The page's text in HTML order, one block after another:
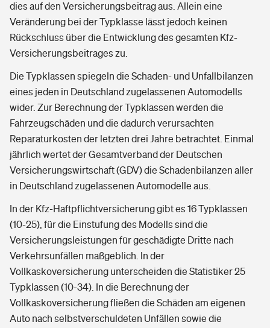
dies auf den Versicherungsbeitrag aus. Allein eine
Veränderung bei der Typklasse lässt jedoch keinen
Rückschluss über die Entwicklung des gesamten Kfz-
Versicherungsbeitrages zu.
Die Typklassen spiegeln die Schaden- und Unfallbilanzen
eines jeden in Deutschland zugelassenen Automodells
wider. Zur Berechnung der Typklassen werden die
Fahrzeugschäden und die dadurch verursachten
Reparaturkosten der letzten drei Jahre betrachtet. Einmal
jährlich wertet der Gesamtverband der Deutschen
Versicherungswirtschaft (GDV) die Schadenbilanzen aller
in Deutschland zugelassenen Automodelle aus.
In der Kfz-Haftpflichtversicherung gibt es 16 Typklassen
(10-25), für die Einstufung des Modells sind die
Versicherungsleistungen für geschädigte Dritte nach
Verkehrsunfällen maßgeblich. In der
Vollkaskoversicherung unterscheiden die Statistiker 25
Typklassen (10-34). In die Berechnung der
Vollkaskoversicherung fließen die Schäden am eigenen
Auto nach selbstverschuldeten Unfällen sowie die